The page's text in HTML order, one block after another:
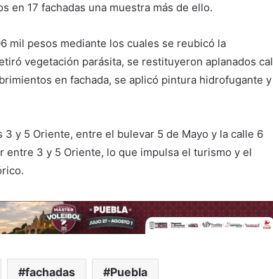
en 17 fachadas una muestra más de ello.
mil pesos mediante los cuales se reubicó la
vegetación parásita, se restituyeron aplanados cal
en fachada, se aplicó pintura hidrofugante y
y 5 Oriente, entre el bulevar 5 de Mayo y la calle 6
entre 3 y 5 Oriente, lo que impulsa el turismo y el
fachadas Puebla